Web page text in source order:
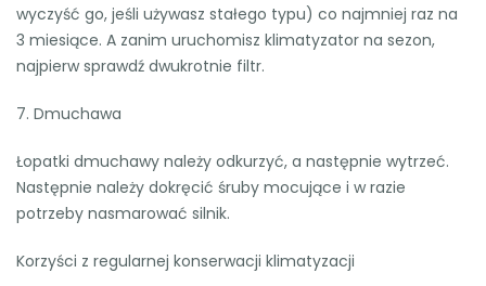
wyczyść go, jeśli używasz stałego typu) co najmniej raz na
3 miesiące. A zanim uruchomisz klimatyzator na sezon,
najpierw sprawdź dwukrotnie filtr.
7. Dmuchawa
Łopatki dmuchawy należy odkurzyć, a następnie wytrzeć.
Następnie należy dokręcić śruby mocujące i w razie
potrzeby nasmarować silnik.
Korzyści z regularnej konserwacji klimatyzacji